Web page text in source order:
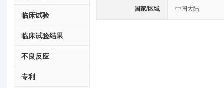
临床试验
临床试验结果
不良反应
专利
国家/区域 中国大陆